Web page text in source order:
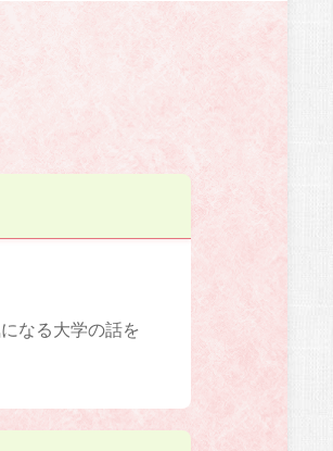
なる大学の話を